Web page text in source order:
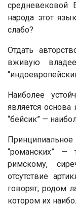
средневековой
народа этот
слабо?
Отдать
вживую
Наиболее
является
“бейсик” —
“романских” —
римскому,
отсутствие
говорят, родом
котором их